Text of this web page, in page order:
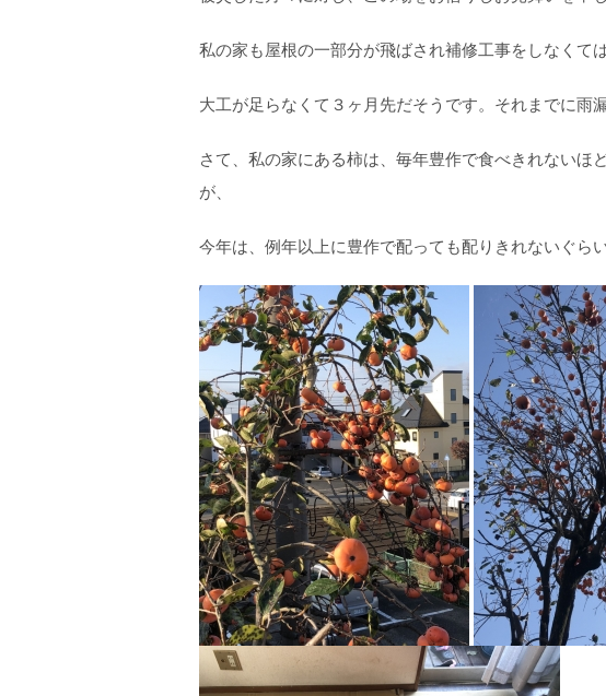
私の家も屋根の一部分が飛ばされ補修工事をしなくて
大工が足らなくて３ヶ月先だそうです。それまでに雨
さて、私の家にある柿は、毎年豊作で食べきれないほ
が、
今年は、例年以上に豊作で配っても配りきれないぐら